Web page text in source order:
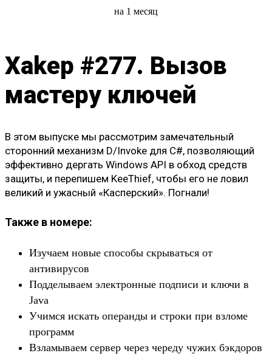
на 1 месяц
Xakep #277. Вызов
мастеру ключей
В этом выпуске мы рассмотрим замечательный
сторонний механизм D/Invoke для C#, позволяющий
эффективно дергать Windows API в обход средств
защиты, и перепишем KeeThief, чтобы его не ловил
великий и ужасный «Касперский». Погнали!
Также в номере:
Изучаем новые способы скрываться от
антивирусов
Подделываем электронные подписи и ключи в
Java
Учимся искать операнды и строки при взломе
программ
Взламываем сервер через череду чужих бэкдоров